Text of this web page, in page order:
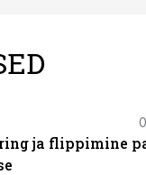
ja flippimine